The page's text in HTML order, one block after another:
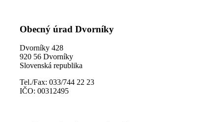
Obecný úrad Dvorníky
Dvorníky 428
920 56 Dvorníky
Slovenská republika
Tel./Fax: 033/744 22 23
IČO: 00312495